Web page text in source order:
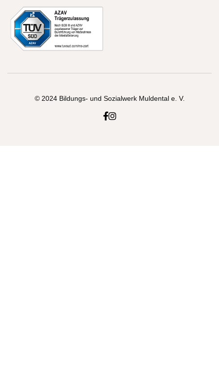
© 2024 Bildungs- und Sozialwerk Muldental e. V.
